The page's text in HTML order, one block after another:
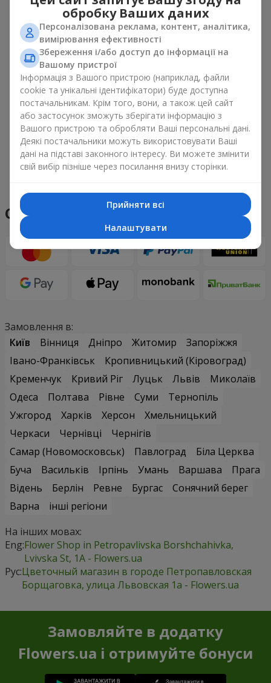
Переглянути все
Способи оплати
Замовлення в:
Київ
Вінниця Дніпро Житомир
Запоріжжя
Івано-Франківськ
Кропивницький (Кіровоград)
Кременчук
Кривий Ріг Луцьк Львів
Миколаїв
Одеса
Полтава Рівне Суми
Тернопіль
Ужгород
Харків Херсон
Хмельницький
Черкаси
Чернівці
Чернігів
Самар (Новомосковськ)
Павлоград
Біла Церква
Буча
Васильків Ірпінь Умань Варшава
Прага
Відень
Берлін Ревне Бургас
Сонячний берег
Варна
інші регіони
На інших мовах:
Eng:Flower Shop in Petropavlivska Borshchahivka,
Lvivska St, 1А - Flowers.ua
Рус:Цветочный магазин в городе Петропавловская
Борщаговка, улица Львовская 1а - Flowers.ua
Замовляйте в додатку
Flowers.ua і отримуйте бонуси
обробку Ваших даних
Персоналізована реклама, контент, аналітика,
вимірювання ефективності
Збереження і/або доступ до інформації на
Вашому пристрої
Інформація з Вашого пристрою (наприклад, файли
cookie та унікальні ідентифікатори) буде доступна
постачальникам. Крім того, вони, а також цей сайт
або застосунок зможуть зберігати інформацію з
Вашого пристрою та обробляти Ваші персональні дані.
Деякі постачальники можуть використовувати Ваші
дані на підставі законного інтересу. Ви можете змінити
свій вибір пізніше через посилання внизу сторінки.
Прийняти всі
Налаштувати